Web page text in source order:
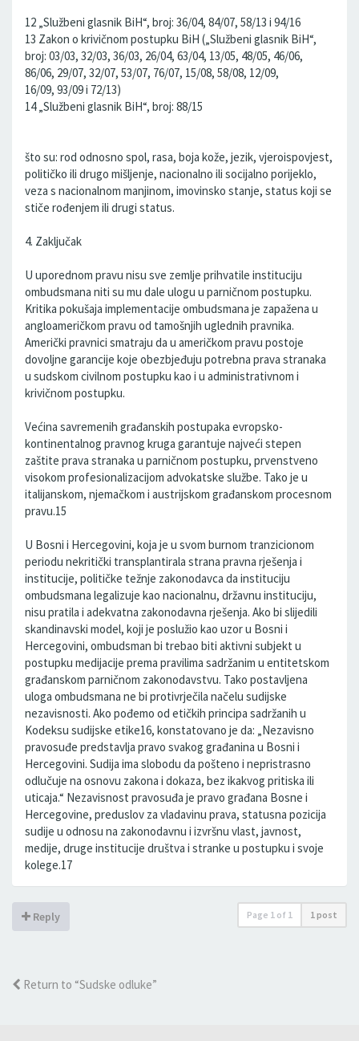
12 „Službeni glasnik BiH“, broj: 36/04, 84/07, 58/13 i 94/16
13 Zakon o krivičnom postupku BiH („Službeni glasnik BiH“,
broj: 03/03, 32/03, 36/03, 26/04, 63/04, 13/05, 48/05, 46/06,
86/06, 29/07, 32/07, 53/07, 76/07, 15/08, 58/08, 12/09,
16/09, 93/09 i 72/13)
14 „Službeni glasnik BiH“, broj: 88/15
što su: rod odnosno spol, rasa, boja kože, jezik, vjeroispovjest,
političko ili drugo mišljenje, nacionalno ili socijalno porijeklo,
veza s nacionalnom manjinom, imovinsko stanje, status koji se
stiče rođenjem ili drugi status.
4. Zaključak
U uporednom pravu nisu sve zemlje prihvatile instituciju
ombudsmana niti su mu dale ulogu u parničnom postupku.
Kritika pokušaja implementacije ombudsmana je zapažena u
angloameričkom pravu od tamošnjih uglednih pravnika.
Američki pravnici smatraju da u američkom pravu postoje
dovoljne garancije koje obezbjeđuju potrebna prava stranaka
u sudskom civilnom postupku kao i u administrativnom i
krivičnom postupku.
Većina savremenih građanskih postupaka evropsko-
kontinentalnog pravnog kruga garantuje najveći stepen
zaštite prava stranaka u parničnom postupku, prvenstveno
visokom profesionalizacijom advokatske službe. Tako je u
italijanskom, njemačkom i austrijskom građanskom procesnom
pravu.15
U Bosni i Hercegovini, koja je u svom burnom tranzicionom
periodu nekritički transplantirala strana pravna rješenja i
institucije, političke težnje zakonodavca da instituciju
ombudsmana legalizuje kao nacionalnu, državnu instituciju,
nisu pratila i adekvatna zakonodavna rješenja. Ako bi slijedili
skandinavski model, koji je poslužio kao uzor u Bosni i
Hercegovini, ombudsman bi trebao biti aktivni subjekt u
postupku medijacije prema pravilima sadržanim u entitetskom
građanskom parničnom zakonodavstvu. Tako postavljena
uloga ombudsmana ne bi protivrječila načelu sudijske
nezavisnosti. Ako pođemo od etičkih principa sadržanih u
Kodeksu sudijske etike16, konstatovano je da: „Nezavisno
pravosuđe predstavlja pravo svakog građanina u Bosni i
Hercegovini. Sudija ima slobodu da pošteno i nepristrasno
odlučuje na osnovu zakona i dokaza, bez ikakvog pritiska ili
uticaja.“ Nezavisnost pravosuđa je pravo građana Bosne i
Hercegovine, preduslov za vladavinu prava, statusna pozicija
sudije u odnosu na zakonodavnu i izvršnu vlast, javnost,
medije, druge institucije društva i stranke u postupku i svoje
kolege.17
Reply Page 1 of 1 1 post
Return to “Sudske odluke”